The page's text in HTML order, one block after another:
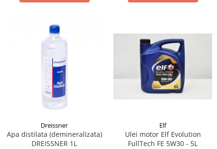
Dreissner
Apa distilata (demineralizata)
DREISSNER 1L
Elf
Ulei motor Elf Evolution
FullTech FE 5W30 - 5L